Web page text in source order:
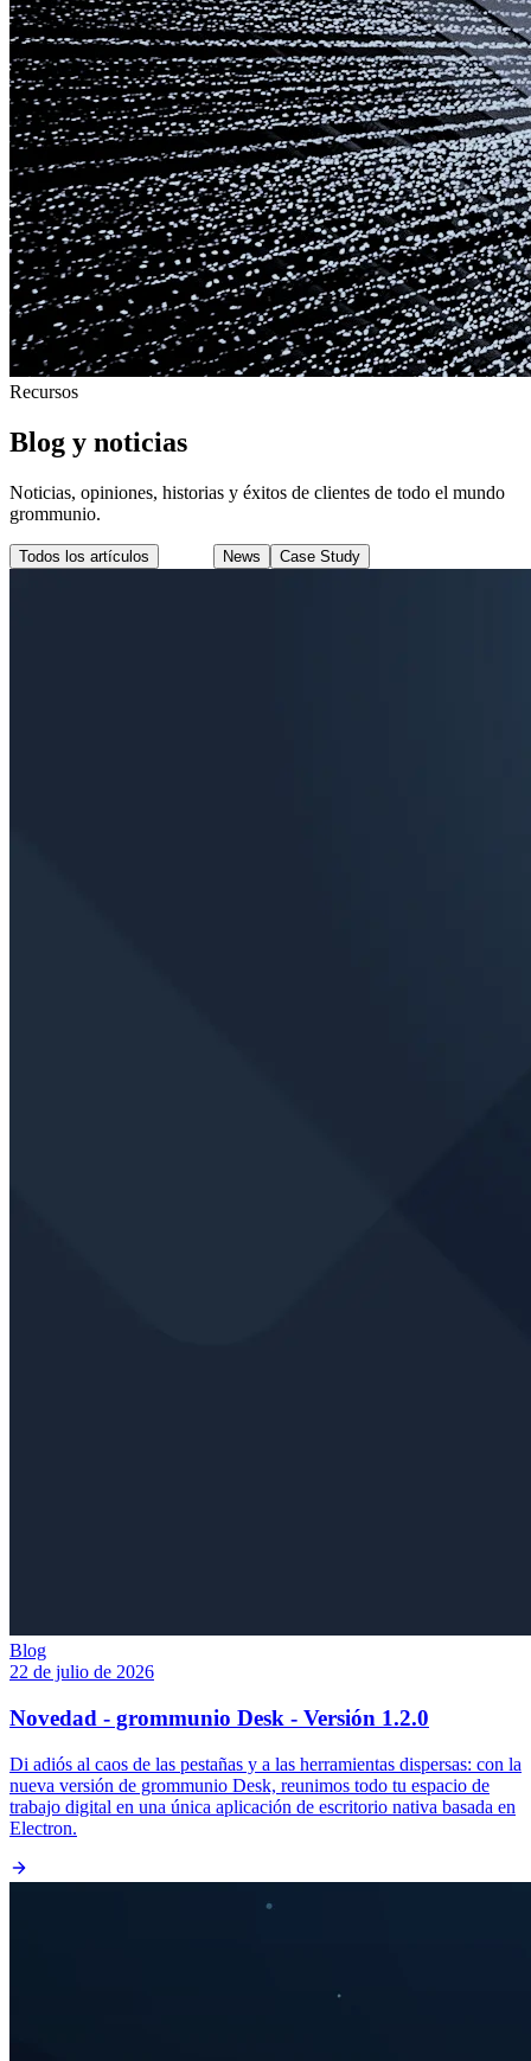
Recursos
Blog y noticias
Noticias, opiniones, historias y éxitos de clientes de todo el mundo
grommunio.
Todos los artículos News Case Study
Blog
22 de julio de 2026
Novedad - grommunio Desk - Versión 1.2.0
Di adiós al caos de las pestañas y a las herramientas dispersas: con la
nueva versión de grommunio Desk, reunimos todo tu espacio de
trabajo digital en una única aplicación de escritorio nativa basada en
Electron.